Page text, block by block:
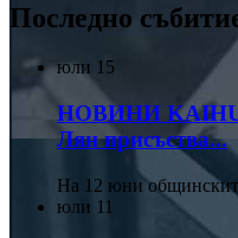
Последно
юли 15
НОВИНИ
Лян присъства...
На 12 юни
юли 11